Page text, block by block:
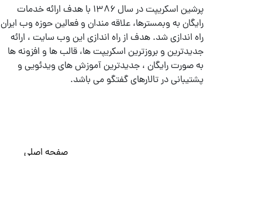
پرشین اسکریپت در سال ۱۳۸۶ با هدف ارائه خدمات
رایگان به وبمسترها، علاقه مندان و فعالین حوزه وب ایران
راه اندازی شد. هدف از راه اندازی این وب سایت ، ارائه
جدیدترین و بروزترین اسکریپت ها، قالب ها و افزونه ها
به صورت رایگان ، جدیدترین آموزش های ویدئویی و
پشتیبانی در تالارهای گفتگو می باشد.
صفحه اصلی